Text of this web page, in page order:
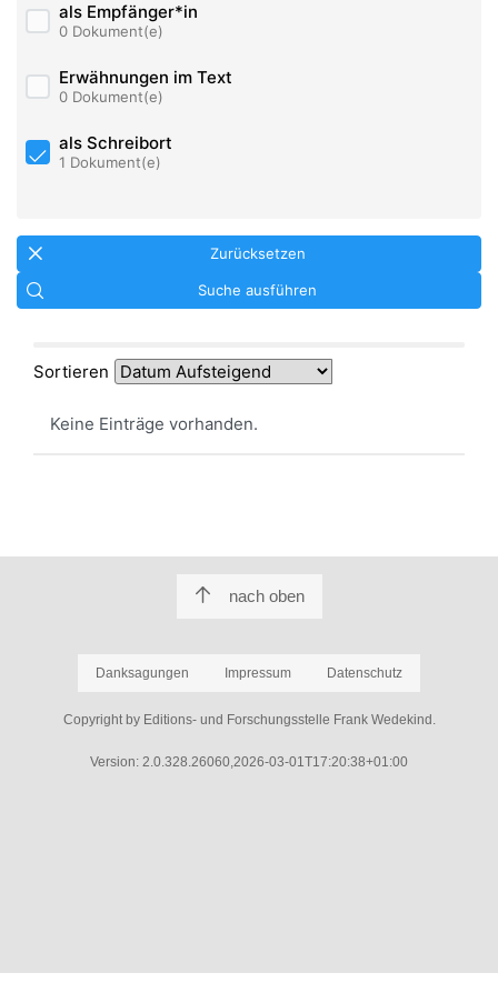
als Empfänger*in
0 Dokument(e)
Erwähnungen im Text
0 Dokument(e)
als Schreibort
1 Dokument(e)
Zurücksetzen
Suche ausführen
Sortieren
Keine Einträge vorhanden.
nach oben
Danksagungen Impressum Datenschutz
Copyright by Editions- und Forschungsstelle Frank Wedekind.
Version: 2.0.328.26060,2026-03-01T17:20:38+01:00